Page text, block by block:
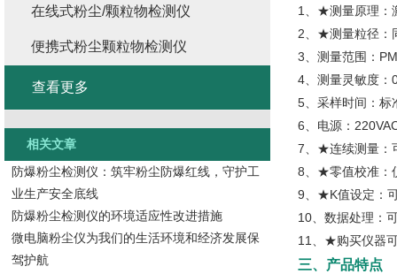
1、★测量原理：
2、★测量粒径：
3、测量范围：
4、测量灵敏度：
5、采样时间：标
6、电源：
7、★连续测量：
8、★零值校准：
9、★K值设定：
10、数据处理：
11、★购买仪器
三、产品特点
在线式粉尘/颗粒物检测仪
便携式粉尘颗粒物检测仪
查看更多
相关文章
防爆粉尘检测仪：筑牢粉尘防爆红线，守护工
业生产安全底线
防爆粉尘检测仪的环境适应性改进措施
微电脑粉尘仪为我们的生活环境和经济发展保
驾护航